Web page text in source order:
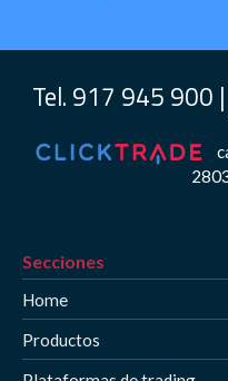
Tel. 917 945 900 |
Secciones
Home
Productos